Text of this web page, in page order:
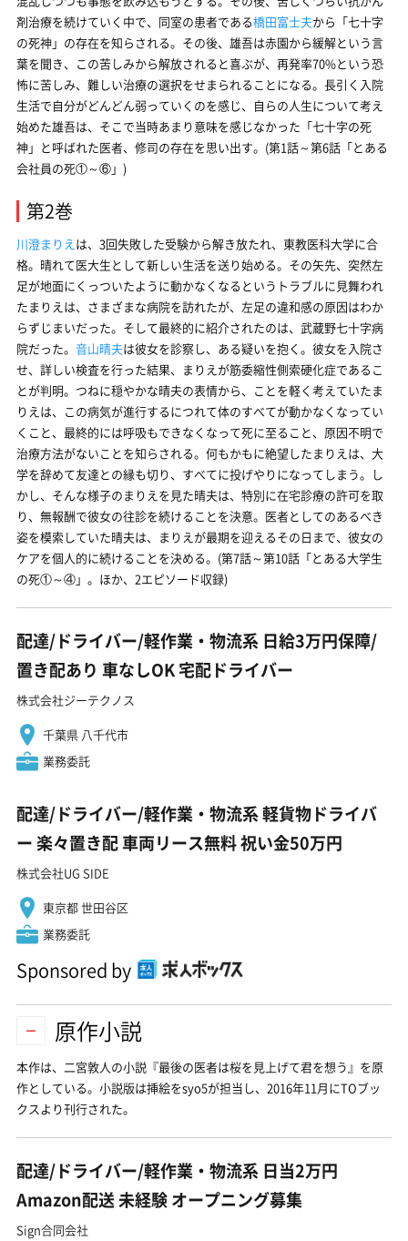
剤治療を続けていく中で、同室の患者である橋田富士夫から「七十字
の死神」の存在を知らされる。その後、雄吾は赤園から緩解という言
葉を聞き、この苦しみから解放されると喜ぶが、再発率70%という恐
怖に苦しみ、難しい治療の選択をせまられることになる。長引く入院
生活で自分がどんどん弱っていくのを感じ、自らの人生について考え
始めた雄吾は、そこで当時あまり意味を感じなかった「七十字の死
神」と呼ばれた医者、修司の存在を思い出す。(第1話～第6話「とある
会社員の死①～⑥」)
第2巻
川澄まりえ は、3回失敗した受験から解き放たれ、東教医科大学に合
格。晴れて医大生として新しい生活を送り始める。その矢先、突然左
足が地面にくっついたように動かなくなるというトラブルに見舞われ
たまりえは、さまざまな病院を訪れたが、左足の違和感の原因はわか
らずじまいだった。そして最終的に紹介されたのは、武蔵野七十字病
院だった。 音山晴夫は彼女を診察し、ある疑いを抱く。彼女を入院さ
せ、詳しい検査を行った結果、まりえが筋委縮性側索硬化症であるこ
とが判明。つねに穏やかな晴夫の表情から、ことを軽く考えていたま
りえは、この病気が進行するにつれて体のすべてが動かなくなってい
くこと、最終的には呼吸もできなくなって死に至ること、原因不明で
治療方法がないことを知らされる。何もかもに絶望したまりえは、大
学を辞めて友達との縁も切り、すべてに投げやりになってしまう。し
かし、そんな様子のまりえを見た晴夫は、特別に在宅診療の許可を取
り、無報酬で彼女の往診を続けることを決意。医者としてのあるべき
姿を模索していた晴夫は、まりえが最期を迎えるその日まで、彼女の
ケアを個人的に続けることを決める。(第7話～第10話「とある大学生
の死①～④」。ほか、2エピソード収録)
配達/ドライバー/軽作業・物流系 日給3万円保障/
置き配あり 車なしOK 宅配ドライバー
株式会社ジーテクノス
千葉県 八千代市
業務委託
配達/ドライバー/軽作業・物流系 軽貨物ドライバ
ー 楽々置き配 車両リース無料 祝い金50万円
株式会社UG SIDE
東京都 世田谷区
業務委託
Sponsored by
原作小説
本作は、二宮敦人の小説『最後の医者は桜を見上げて君を想う』を原
作としている。小説版は挿絵をsyo5が担当し、2016年11月にTOブッ
クスより刊行された。
配達/ドライバー/軽作業・物流系 日当2万円
Amazon配送 未経験 オープニング募集
Sign合同会社